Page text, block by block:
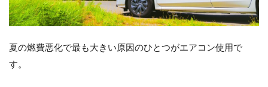
夏の燃費悪化で最も大きい原因のひとつがエアコン使用で
す。